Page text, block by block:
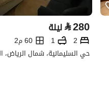
⃁280 ليلة
2
1
60 م2
حي السليمانية، شمال الرياض،